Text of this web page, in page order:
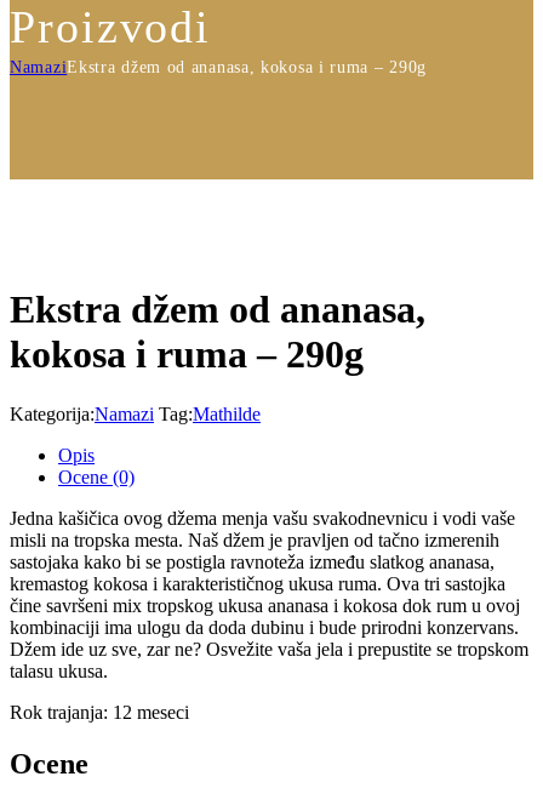
Proizvodi
NamaziEkstra džem od ananasa, kokosa i ruma – 290g
Ekstra džem od ananasa,
kokosa i ruma – 290g
Kategorija:Namazi Tag:Mathilde
Opis
Ocene (0)
Jedna kašičica ovog džema menja vašu svakodnevnicu i vodi vaše
misli na tropska mesta. Naš džem je pravljen od tačno izmerenih
sastojaka kako bi se postigla ravnoteža između slatkog ananasa,
kremastog kokosa i karakterističnog ukusa ruma. Ova tri sastojka
čine savršeni mix tropskog ukusa ananasa i kokosa dok rum u ovoj
kombinaciji ima ulogu da doda dubinu i bude prirodni konzervans.
Džem ide uz sve, zar ne? Osvežite vaša jela i prepustite se tropskom
talasu ukusa.
Rok trajanja: 12 meseci
Ocene